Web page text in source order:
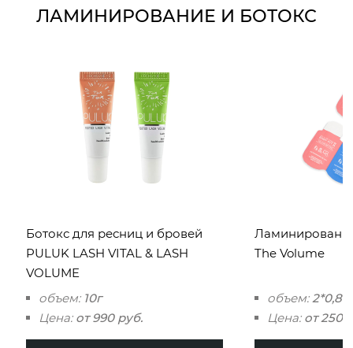
ЛАМИНИРОВАНИЕ И БОТОКС
Ботокс для ресниц и бровей
PULUK LASH VITAL & LASH
VOLUME
объем: 10г
Цена: от 990 руб.
The Volume
объем:
Цена: от 250